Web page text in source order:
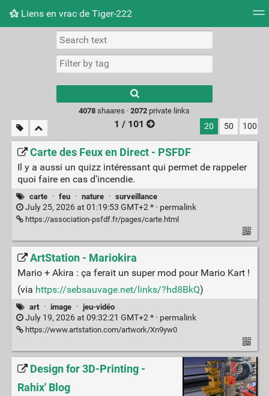
Liens en vrac de Tiger-222
Picture wall
results.
4078 shaares ·2072 private links
1 / 101 20 50 100
Carte des Feux en Direct - PSFDF
Il y a aussi un quizz intéressant qui permet de rappeler
quoi faire en cas d'incendie.
carte · feu · nature · surveillance
July 25, 2026 at 01:19:53 GMT+2 * · permalink
https://association-psfdf.fr/pages/carte.html
ArtStation - Mariokira
Mario + Akira : ça ferait un super mod pour Mario Kart !
(via https://sebsauvage.net/links/?hd8BkQ)
art · image · jeu-vidéo
July 19, 2026 at 09:32:21 GMT+2 * · permalink
https://www.artstation.com/artwork/Xn9yw0
Design for 3D-Printing -
Rahix' Blog